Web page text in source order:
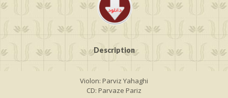
Description
Violon: Parviz Yahaghi
CD: Parvaze Pariz